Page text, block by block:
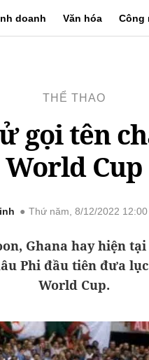
doanh Văn hóa Công
THỂ THAO
gọi tên
World Cup
Thứ năm, 8/12/2022
Ghana hay hiện
Phi đầu tiên đưa
World Cup.